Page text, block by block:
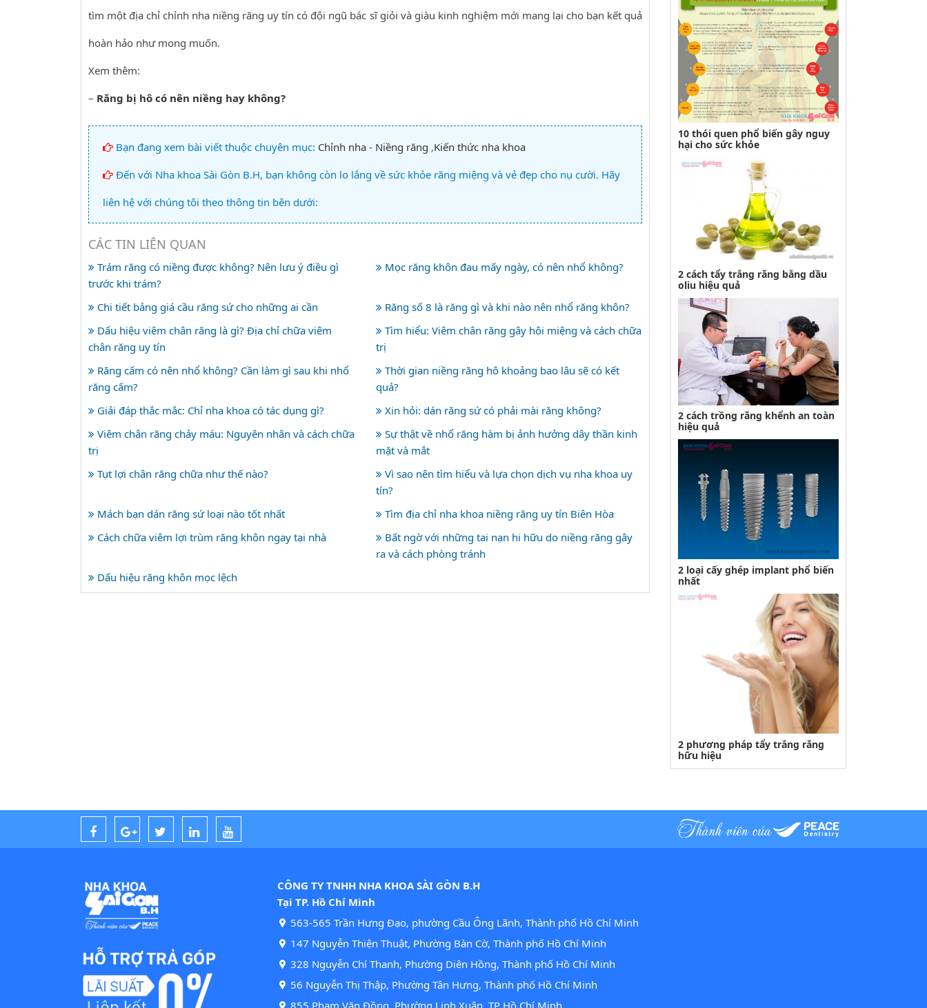
tìm một địa chỉ chỉnh nha niềng răng uy tín có đội ngũ bác sĩ giỏi và giàu kinh nghiệm mới mang lại cho bạn kết quả
hoàn hảo như mong muốn.
Xem thêm:
– Răng bị hô có nên niềng hay không?
Bạn đang xem bài viết thuộc chuyên mục: Chỉnh nha - Niềng răng ,Kiến thức nha khoa
Đến với Nha khoa Sài Gòn B.H, bạn không còn lo lắng về sức khỏe răng miệng và vẻ đẹp cho nụ cười. Hãy
liên hệ với chúng tôi theo thông tin bên dưới:
CÁC TIN LIÊN QUAN
Trám răng có niềng được không? Nên lưu ý điều gì
trước khi trám?
Mọc răng khôn đau mấy ngày, có nên nhổ không?
Chi tiết bảng giá cầu răng sứ cho những ai cần
Răng số 8 là răng gì và khi nào nên nhổ răng khôn?
Dấu hiệu viêm chân răng là gì? Địa chỉ chữa viêm
chân răng uy tín
Tìm hiểu: Viêm chân răng gây hôi miệng và cách chữa
trị
Răng cấm có nên nhổ không? Cần làm gì sau khi nhổ
răng cấm?
Thời gian niềng răng hô khoảng bao lâu sẽ có kết
quả?
Giải đáp thắc mắc: Chỉ nha khoa có tác dụng gì?
Xin hỏi: dán răng sứ có phải mài răng không?
Viêm chân răng chảy máu: Nguyên nhân và cách chữa
trị
Sự thật về nhổ răng hàm bị ảnh hưởng dây thần kinh
mặt và mắt
Tụt lợi chân răng chữa như thế nào?
Vì sao nên tìm hiểu và lựa chọn dịch vụ nha khoa uy
tín?
Mách bạn dán răng sứ loại nào tốt nhất
Tìm địa chỉ nha khoa niềng răng uy tín Biên Hòa
Cách chữa viêm lợi trùm răng khôn ngay tại nhà
Bất ngờ với những tai nạn hi hữu do niềng răng gây
ra và cách phòng tránh
Dấu hiệu răng khôn mọc lệch
10 thói quen phổ biến gây nguy
hại cho sức khỏe
2 cách tẩy trắng răng bằng dầu
oliu hiệu quả
2 cách trồng răng khểnh an toàn
hiệu quả
2 loại cấy ghép implant phổ biến
nhất
2 phương pháp tẩy trắng răng
hữu hiệu
CÔNG TY TNHH NHA KHOA SÀI GÒN B.H
Tại TP. Hồ Chí Minh
563-565 Trần Hưng Đạo, phường Cầu Ông Lãnh, Thành phố Hồ Chí Minh
147 Nguyễn Thiện Thuật, Phường Bàn Cờ, Thành phố Hồ Chí Minh
328 Nguyễn Chí Thanh, Phường Diên Hồng, Thành phố Hồ Chí Minh
56 Nguyễn Thị Thập, Phường Tân Hưng, Thành phố Hồ Chí Minh
855 Phạm Văn Đồng, Phường Linh Xuân, TP Hồ Chí Minh